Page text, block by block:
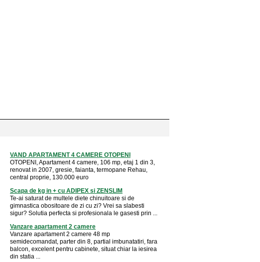
VAND APARTAMENT 4 CAMERE OTOPENI
OTOPENI, Apartament 4 camere, 106 mp, etaj 1 din 3,
renovat in 2007, gresie, faianta, termopane Rehau,
central proprie, 130.000 euro
Scapa de kg in + cu ADIPEX si ZENSLIM
Te-ai saturat de multele diete chinuitoare si de
gimnastica obositoare de zi cu zi? Vrei sa slabesti
sigur? Solutia perfecta si profesionala le gasesti prin ...
Vanzare apartament 2 camere
Vanzare apartament 2 camere 48 mp
semidecomandat, parter din 8, partial imbunatatiri, fara
balcon, excelent pentru cabinete, situat chiar la iesirea
din statia ...